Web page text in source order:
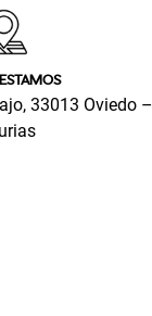
33013 Oviedo –